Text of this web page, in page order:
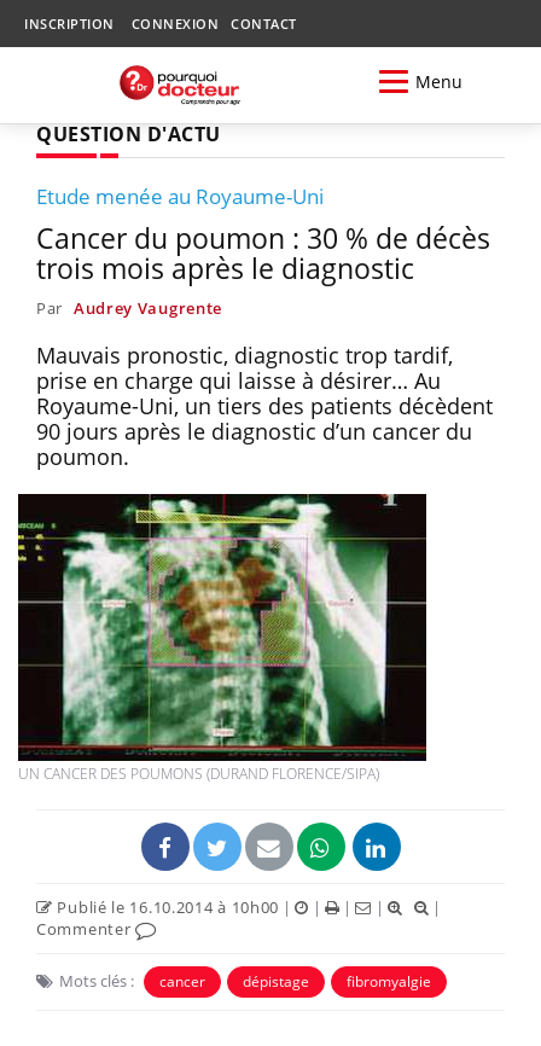
INSCRIPTION CONNEXION CONTACT
Menu
QUESTION D'ACTU
Etude menée au Royaume-Uni
Cancer du poumon : 30 % de décès
trois mois après le diagnostic
Par Audrey Vaugrente
Mauvais pronostic, diagnostic trop tardif,
prise en charge qui laisse à désirer… Au
Royaume-Uni, un tiers des patients décèdent
90 jours après le diagnostic d’un cancer du
poumon.
UN CANCER DES POUMONS (DURAND FLORENCE/SIPA)
Publié le 16.10.2014 à 10h00 | | | |
|
Commenter
Mots clés : cancer dépistage fibromyalgie